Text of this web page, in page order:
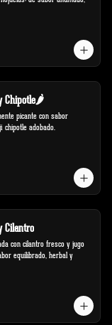
Chipotle🌶️
picante con sabor
chipotle adobado.
Cilantro
con cilantro fresco y jugo
equilibrado, herbal y